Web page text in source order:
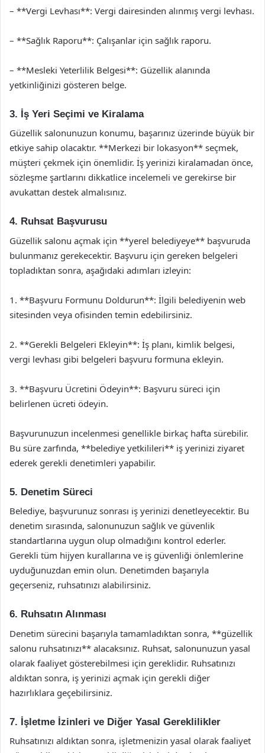
– **Vergi Levhası**: Vergi dairesinden alınmış vergi levhası.
– **Sağlık Raporu**: Çalışanlar için sağlık raporu.
– **Mesleki Yeterlilik Belgesi**: Güzellik alanında
yetkinliğinizi gösteren belge.
3. İş Yeri Seçimi ve Kiralama
Güzellik salonunuzun konumu, başarınız üzerinde büyük bir
etkiye sahip olacaktır. **Merkezi bir lokasyon** seçmek,
müşteri çekmek için önemlidir. İş yerinizi kiralamadan önce,
sözleşme şartlarını dikkatlice incelemeli ve gerekirse bir
avukattan destek almalısınız.
4. Ruhsat Başvurusu
Güzellik salonu açmak için **yerel belediyeye** başvuruda
bulunmanız gerekecektir. Başvuru için gereken belgeleri
topladıktan sonra, aşağıdaki adımları izleyin:
1. **Başvuru Formunu Doldurun**: İlgili belediyenin web
sitesinden veya ofisinden temin edebilirsiniz.
2. **Gerekli Belgeleri Ekleyin**: İş planı, kimlik belgesi,
vergi levhası gibi belgeleri başvuru formuna ekleyin.
3. **Başvuru Ücretini Ödeyin**: Başvuru süreci için
belirlenen ücreti ödeyin.
Başvurunuzun incelenmesi genellikle birkaç hafta sürebilir.
Bu süre zarfında, **belediye yetkilileri** iş yerinizi ziyaret
ederek gerekli denetimleri yapabilir.
5. Denetim Süreci
Belediye, başvurunuz sonrası iş yerinizi denetleyecektir. Bu
denetim sırasında, salonunuzun sağlık ve güvenlik
standartlarına uygun olup olmadığını kontrol ederler.
Gerekli tüm hijyen kurallarına ve iş güvenliği önlemlerine
uyduğunuzdan emin olun. Denetimden başarıyla
geçerseniz, ruhsatınızı alabilirsiniz.
6. Ruhsatın Alınması
Denetim sürecini başarıyla tamamladıktan sonra, **güzellik
salonu ruhsatınızı** alacaksınız. Ruhsat, salonunuzun yasal
olarak faaliyet gösterebilmesi için gereklidir. Ruhsatınızı
aldıktan sonra, iş yerinizi açmak için gerekli diğer
hazırlıklara geçebilirsiniz.
7. İşletme İzinleri ve Diğer Yasal Gereklilikler
Ruhsatınızı aldıktan sonra, işletmenizin yasal olarak faaliyet